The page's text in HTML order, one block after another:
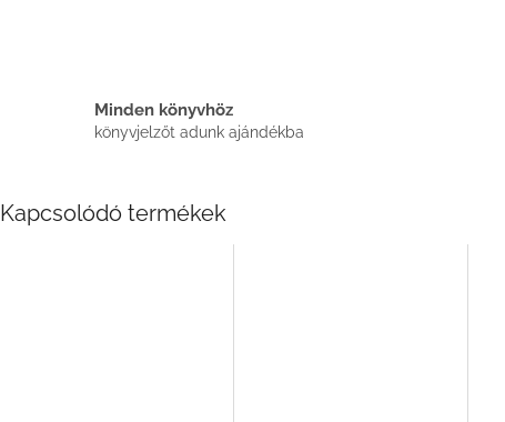
Minden könyvhöz
könyvjelzőt adunk ajándékba
Kapcsolódó termékek